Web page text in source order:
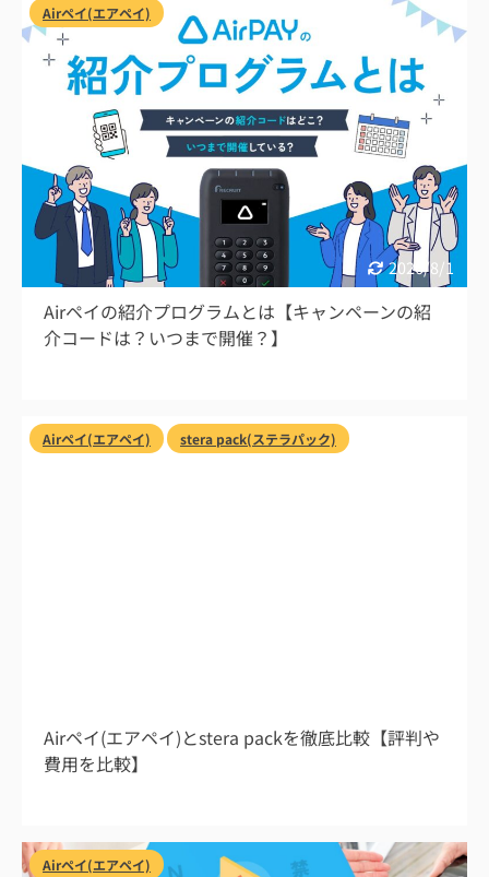
2026/8/1
Airペイ(エアペイ)
Airペイの紹介プログラムとは【キャンペーンの紹
介コードは？いつまで開催？】
Airペイ(エアペイ) stera pack(ステラパック)
Airペイ(エアペイ)とstera packを徹底比較【評判や
費用を比較】
Airペイ(エアペイ)